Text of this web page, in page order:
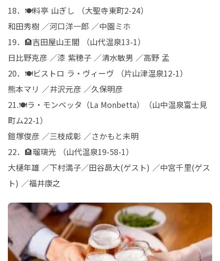
18．🍽️料亭 山ぎし （大聖寺東町2-24）
和田秀樹 ／河口洋一郎 ／中園ミホ
19．🏨吉田屋山王閣 （山代温泉13-1）
日比野克彦 ／漆 紫穂子 ／清水敏男 ／高野 孟
20．🍽️ビストロ ラ・ヴィーヴ （片山津温泉12-1）
熊本マリ ／井沢元彦 ／久保明彦
21.🍽️ラ・モンベッタ（La Monbetta）（山中温泉富士見
町ム22-1）
鎧塚俊彦 ／三枝成彰 ／さかもと未明
22．🏨瑠璃光 （山代温泉19-58-1）
大樋年雄 ／下村満子／田谷昴大(ゲスト) ／中宮千里(ゲス
ト) ／福井康之